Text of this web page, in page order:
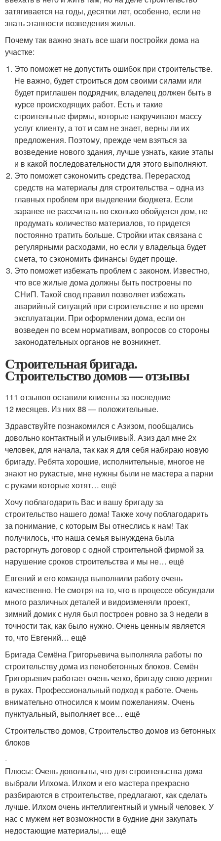
затягивается на годы, десятки лет, особенно, если не
знать этапности возведения жилья.
Почему так важно знать все шаги постройки дома на
участке:
Это поможет не допустить ошибок при строительстве.
Не важно, будет строиться дом своими силами или
будет приглашен подрядчик, владелец должен быть в
курсе происходящих работ. Есть и такие
строительные фирмы, которые накручивают массу
услуг клиенту, а тот и сам не знает, верны ли их
предложения. Поэтому, прежде чем взяться за
возведение нового здания, лучше узнать, какие этапы
и в какой последовательности для этого выполняют.
Это поможет сэкономить средства. Перерасход
средств на материалы для строительства – одна из
главных проблем при выделении бюджета. Если
заранее не рассчитать во сколько обойдется дом, не
продумать количество материалов, то придется
постоянно тратить больше. Стройки итак связана с
регулярными расходами, но если у владельца будет
смета, то сэкономить финансы будет проще.
Это поможет избежать проблем с законом. Известно,
что все жилые дома должны быть построены по
СНиП. Такой свод правил позволяет избежать
аварийный ситуаций при строительстве и во время
эксплуатации. При оформлении дома, если он
возведен по всем нормативам, вопросов со стороны
законодательных органов не возникнет.
Строительная бригада.
Строительство домов — отзывы
111 отзывов оставили клиенты за последние
12 месяцев. Из них 88 — положительные.
Здравствуйте познакомился с Азизом, пообщались
довольно контактный и улыбчивый. Азиз дал мне 2х
человек, для начала, так как я для себя набираю новую
бригаду. Ребята хорошие, исполнительные, многое не
знают но рукастые, мне нужны были не мастера а парни
с руками которые хотят… ещё
Хочу поблагодарить Вас и вашу бригаду за
строительство нашего дома! Также хочу поблагодарить
за понимание, с которым Вы отнеслись к нам! Так
получилось, что наша семья вынуждена была
расторгнуть договор с одной строительной фирмой за
нарушение сроков строительства и мы не… ещё
Евгений и его команда выполнили работу очень
качественно. Не смотря на то, что в процессе обсуждали
много различных деталей и видоизменяли проект,
зимний домик с нуля был построен ровно за 3 недели в
точности так, как было нужно. Очень ценным является
то, что Евгений… ещё
Бригада Семёна Григорьевича выполняла работы по
строительству дома из пенобетонных блоков. Семён
Григорьевич работает очень четко, бригаду свою держит
в руках. Профессиональный подход к работе. Очень
внимательно относился к моим пожеланиям. Очень
пунктуальный, выполняет все… ещё
Строительство домов, Строительство домов из бетонных
блоков
·
Плюсы: Очень довольны, что для строительства дома
выбрали Илхома. Илхом и его мастера прекрасно
разбираются в строительстве, предлагают, как сделать
лучше. Илхом очень интеллигентный и умный человек. У
нас с мужем нет возможности в будние дни закупать
недостающие материалы,… ещё